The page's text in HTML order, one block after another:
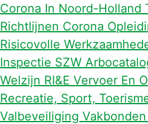
Corona In Noord-Holland
Richtlijnen Corona
Risicovolle
Inspectie SZW
Welzijn RI&E Vervoer En
Recreatie, Sport,
Valbeveiliging